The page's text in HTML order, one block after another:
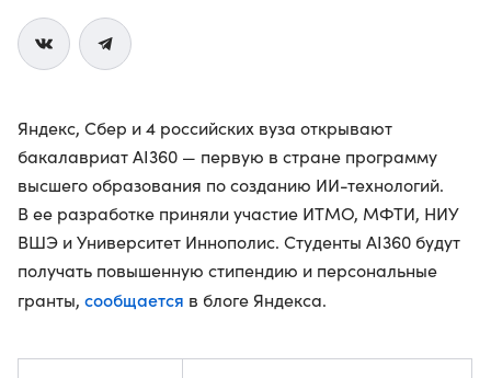
Яндекс, Сбер и 4 российских вуза открывают
бакалавриат AI360 — первую в стране программу
высшего образования по созданию ИИ-технологий.
В ее разработке приняли участие ИТМО, МФТИ, НИУ
ВШЭ и Университет Иннополис. Студенты AI360 будут
получать повышенную стипендию и персональные
гранты, сообщается в блоге Яндекса.